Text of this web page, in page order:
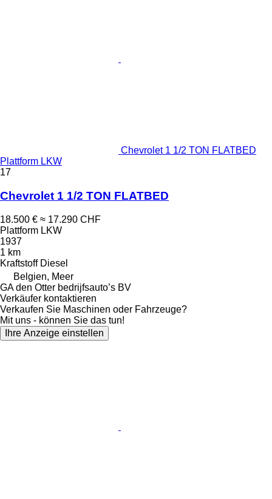
Chevrolet 1 1/2 TON FLATBED
Plattform LKW
17
Chevrolet 1 1/2 TON FLATBED
18.500 € ≈ 17.290 CHF
Plattform LKW
1937
1 km
Kraftstoff Diesel
Belgien, Meer
GA den Otter bedrijfsauto’s BV
Verkäufer kontaktieren
Verkaufen Sie Maschinen oder Fahrzeuge?
Mit uns - können Sie das tun!
Ihre Anzeige einstellen